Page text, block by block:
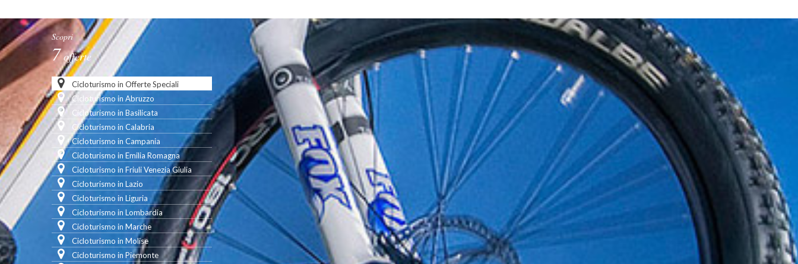
Scopri
7offerte
Cicloturismo in Offerte Speciali
Cicloturismo in Abruzzo
Cicloturismo in Basilicata
Cicloturismo in Calabria
Cicloturismo in Campania
Cicloturismo in Emilia Romagna
Cicloturismo in Friuli Venezia Giulia
Cicloturismo in Lazio
Cicloturismo in Liguria
Cicloturismo in Lombardia
Cicloturismo in Marche
Cicloturismo in Molise
Cicloturismo in Piemonte